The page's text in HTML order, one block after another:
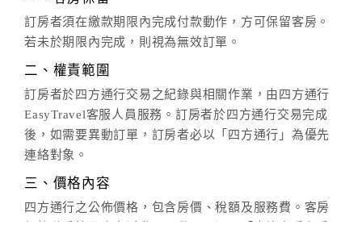
訂房者須在繳款期限內完成付款動作，方可保留客房。
若未於期限內完成，則視為無效訂單。
二、權責範圍
訂房者於四方通行交易之紀錄與相關作業，由四方通行
EasyTravel客服人員服務。訂房者於四方通行交易完成
後，如需要異動訂單，訂房者必以「四方通行」為優先
連絡對象。
三、價格內容
四方通行之公佈價格，包含房價、稅額及服務費。客房